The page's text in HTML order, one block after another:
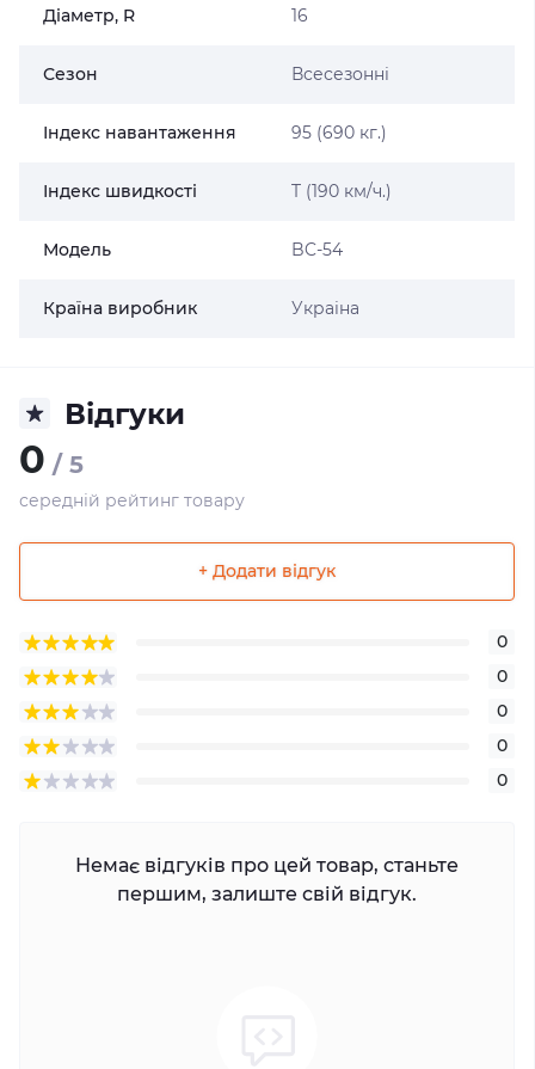
Діаметр, R 16
Сезон Всесезонні
Індекс навантаження 95 (690 кг.)
Індекс швидкості T (190 км/ч.)
Модель BC-54
Країна виробник Украіна
Відгуки
0 / 5
середній рейтинг товару
+ Додати відгук
0
0
0
0
0
Немає відгуків про цей товар, станьте
першим, залиште свій відгук.